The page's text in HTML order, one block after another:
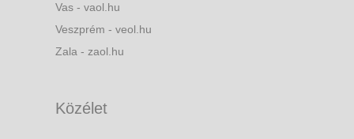
Vas - vaol.hu
Veszprém - veol.hu
Zala - zaol.hu
Közélet